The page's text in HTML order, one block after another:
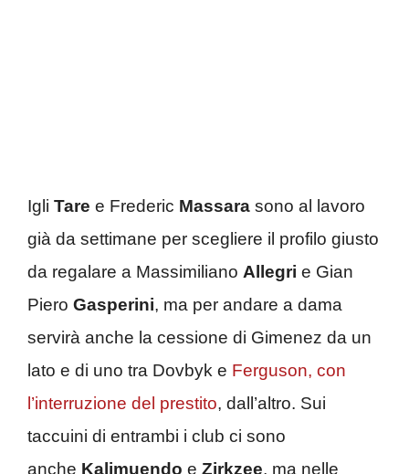
Igli Tare e Frederic Massara sono al lavoro
già da settimane per scegliere il profilo giusto
da regalare a Massimiliano Allegri e Gian
Piero Gasperini, ma per andare a dama
servirà anche la cessione di Gimenez da un
lato e di uno tra Dovbyk e Ferguson, con
l’interruzione del prestito, dall’altro. Sui
taccuini di entrambi i club ci sono
anche Kalimuendo e Zirkzee, ma nelle